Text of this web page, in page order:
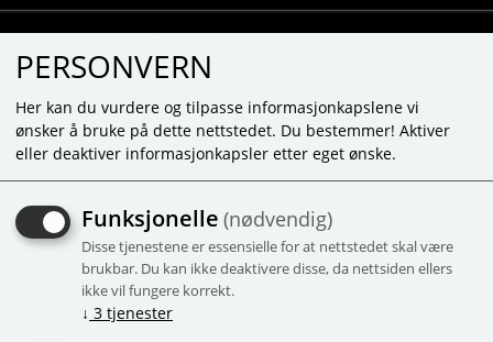
SYLVANIAN
FORNØYELSESPARK
TRIKKEN - BØLGETUR -
5820
PERSONVERN
Her kan du vurdere og tilpasse informasjonkapslene vi
ønsker å bruke på dette nettstedet. Du bestemmer! Aktiver
eller deaktiver informasjonkapsler etter eget ønske.
Funksjonelle (nødvendig)
Disse tjenestene er essensielle for at nettstedet skal være
brukbar. Du kan ikke deaktivere disse, da nettsiden ellers
ikke vil fungere korrekt.
↓ 3 tjenester